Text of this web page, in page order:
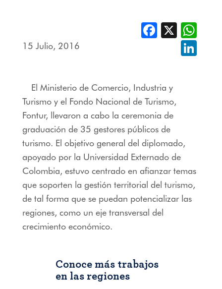
15 Julio, 2016
Facebook
X
El Ministerio de Comercio, Industria y
Turismo y el Fondo Nacional de Turismo,
Fontur, llevaron a cabo la ceremonia de
graduación de 35 gestores públicos de
turismo. El objetivo general del diplomado,
apoyado por la Universidad Externado de
Colombia, estuvo centrado en afianzar temas
que soporten la gestión territorial del turismo,
de tal forma que se puedan potencializar las
regiones, como un eje transversal del
crecimiento económico.
Conoce más trabajos
en las regiones